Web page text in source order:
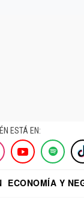
ESTÁ EN:
ECONOMÍA Y